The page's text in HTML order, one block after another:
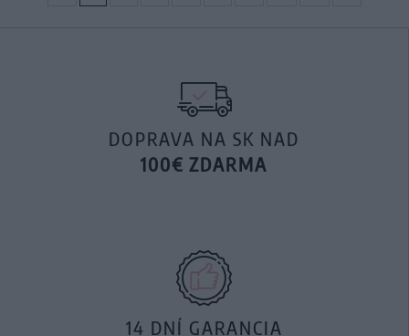
DOPRAVA NA SK NAD
100€ ZDARMA
14 DNÍ GARANCIA